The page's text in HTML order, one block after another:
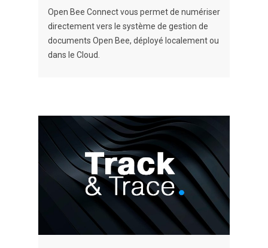
Open Bee Connect vous permet de numériser
directement vers le système de gestion de
documents Open Bee, déployé localement ou
dans le Cloud.